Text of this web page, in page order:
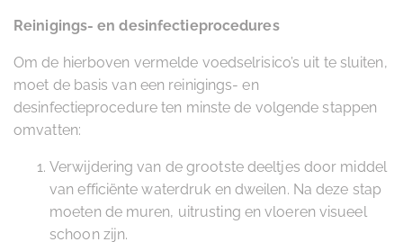
Reinigings- en desinfectieprocedures
Om de hierboven vermelde voedselrisico’s uit te sluiten,
moet de basis van een reinigings- en
desinfectieprocedure ten minste de volgende stappen
omvatten:
Verwijdering van de grootste deeltjes door middel
van efficiënte waterdruk en dweilen. Na deze stap
moeten de muren, uitrusting en vloeren visueel
schoon zijn.